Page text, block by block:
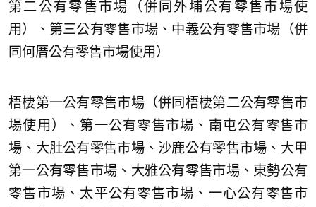
第二公有零售市場（併同外埔公有零售市場使
用）、第三公有零售市場、中義公有零售市場（併
同何厝公有零售市場使用）
梧棲第一公有零售市場（併同梧棲第二公有零售市
場使用）、第一公有零售市場、南屯公有零售市
場、大肚公有零售市場、沙鹿公有零售市場、大甲
第一公有零售市場、大雅公有零售市場、東勢公有
零售市場、太平公有零售市場、一心公有零售市